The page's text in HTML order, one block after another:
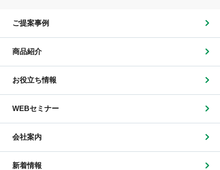
ご提案事例
商品紹介
お役立ち情報
WEBセミナー
会社案内
新着情報